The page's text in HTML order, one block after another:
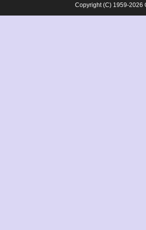
Copyright (C) 1959-2026